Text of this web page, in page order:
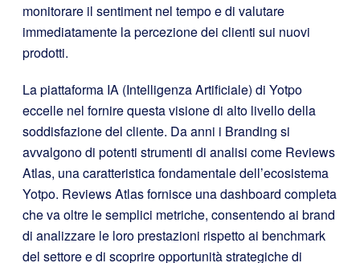
monitorare il sentiment nel tempo e di valutare
immediatamente la percezione dei clienti sui nuovi
prodotti.
La piattaforma IA (Intelligenza Artificiale) di Yotpo
eccelle nel fornire questa visione di alto livello della
soddisfazione del cliente. Da anni i Branding si
avvalgono di potenti strumenti di analisi come Reviews
Atlas, una caratteristica fondamentale dell’ecosistema
Yotpo. Reviews Atlas fornisce una dashboard completa
che va oltre le semplici metriche, consentendo ai brand
di analizzare le loro prestazioni rispetto ai benchmark
del settore e di scoprire opportunità strategiche di